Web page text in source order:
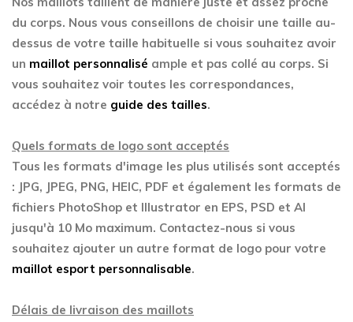
du corps. Nous vous conseillons de choisir une taille au-
dessus de votre taille habituelle si vous souhaitez avoir
un maillot personnalisé ample et pas collé au corps. Si
vous souhaitez voir toutes les correspondances,
accédez à notre guide des tailles.
Quels formats de logo sont acceptés
Tous les formats d'image les plus utilisés sont acceptés
: JPG, JPEG, PNG, HEIC, PDF et également les formats de
fichiers PhotoShop et Illustrator en EPS, PSD et AI
jusqu'à 10 Mo maximum. Contactez-nous si vous
souhaitez ajouter un autre format de logo pour votre
maillot esport personnalisable.
Délais de livraison des maillots